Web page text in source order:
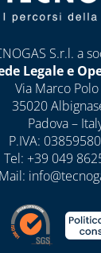
PER
S.r.l. a
Legale e
Via Marco
35020
Padova –
P.IVA:
Tel: +39 049
Mail: